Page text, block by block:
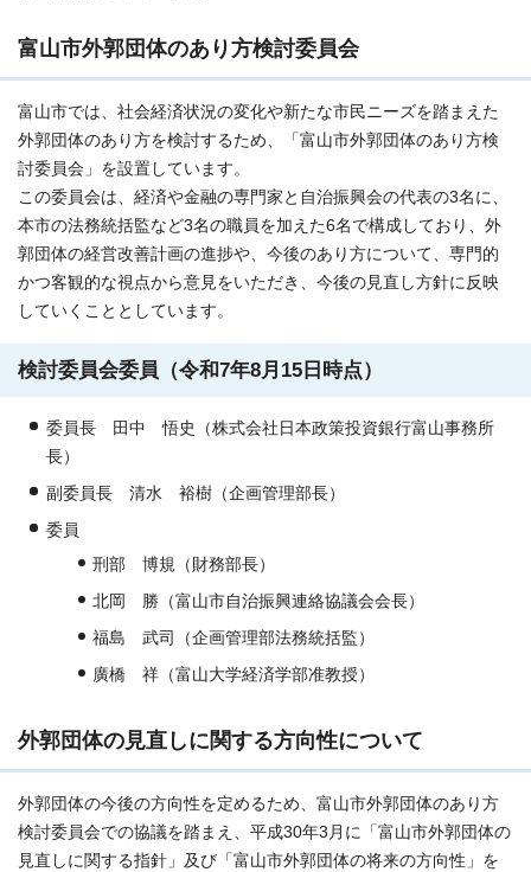
富山市外郭団体のあり方検討委員会
富山市では、社会経済状況の変化や新たな市民ニーズを踏まえた
外郭団体のあり方を検討するため、「富山市外郭団体のあり方検
討委員会」を設置しています。
この委員会は、経済や金融の専門家と自治振興会の代表の3名に、
本市の法務統括監など3名の職員を加えた6名で構成しており、外
郭団体の経営改善計画の進捗や、今後のあり方について、専門的
かつ客観的な視点から意見をいただき、今後の見直し方針に反映
していくこととしています。
検討委員会委員（令和7年8月15日時点）
委員長 田中 悟史（株式会社日本政策投資銀行富山事務所
長）
副委員長 清水 裕樹（企画管理部長）
委員
刑部 博規（財務部長）
北岡 勝（富山市自治振興連絡協議会会長）
福島 武司（企画管理部法務統括監）
廣橋 祥（富山大学経済学部准教授）
外郭団体の見直しに関する方向性について
外郭団体の今後の方向性を定めるため、富山市外郭団体のあり方
検討委員会での協議を踏まえ、平成30年3月に「富山市外郭団体の
見直しに関する指針」及び「富山市外郭団体の将来の方向性」を